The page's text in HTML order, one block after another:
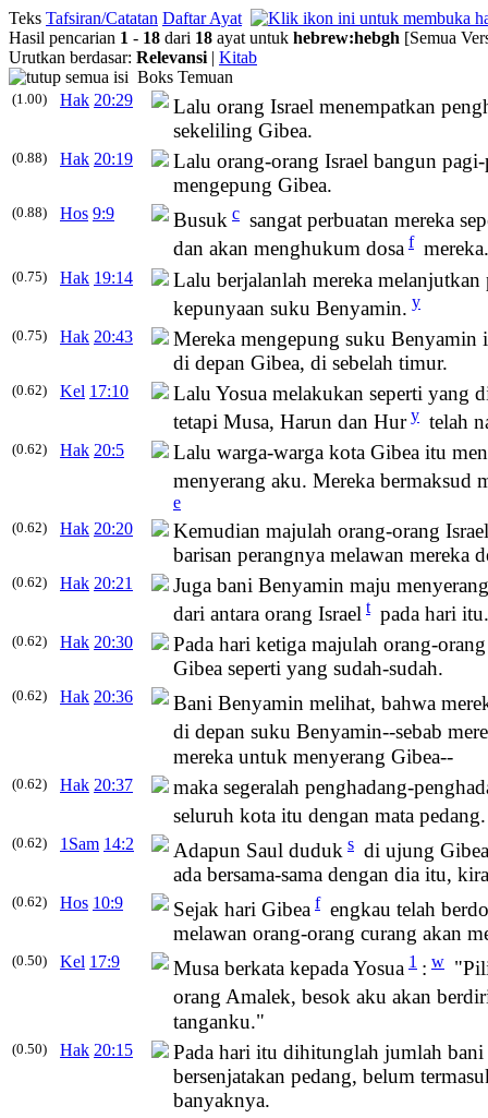
Teks Tafsiran/Catatan Daftar Ayat
Hasil pencarian 1 - 18 dari 18 ayat untuk hebrew:hebgh [Semua
Urutkan berdasar: Relevansi | Kitab
Boks Temuan
(1.00) Hak 20:29
Lalu orang Israel menempatkan
sekeliling Gibea.
(0.88) Hak 20:19
Lalu orang-orang Israel bangun
mengepung Gibea.
(0.88) Hos 9:9 Busuk c sangat perbuatan mereka
dan akan menghukum dosa f mereka.
(0.75) Hak 19:14
Lalu berjalanlah mereka melanjutkan
kepunyaan suku Benyamin. y
(0.75) Hak 20:43
Mereka mengepung suku Benyamin
di depan Gibea, di sebelah timur.
(0.62) Kel 17:10
Lalu Yosua melakukan seperti yang
tetapi Musa, Harun dan Hur y telah
(0.62) Hak 20:5
Lalu warga-warga kota Gibea itu
menyerang aku. Mereka bermaksud
e
(0.62) Hak 20:20
Kemudian majulah orang-orang
barisan perangnya melawan mereka
(0.62) Hak 20:21
Juga bani Benyamin maju
dari antara orang Israel t pada hari itu.
(0.62) Hak 20:30
Pada hari ketiga majulah orang-
Gibea seperti yang sudah-sudah.
(0.62) Hak 20:36
Bani Benyamin melihat, bahwa
di depan suku Benyamin--sebab
mereka untuk menyerang Gibea--
(0.62) Hak 20:37
maka segeralah penghadang-
seluruh kota itu dengan mata pedang.
(0.62) 1Sam 14:2 Adapun Saul duduk s di ujung Gibea
ada bersama-sama dengan dia itu,
(0.62) Hos 10:9 Sejak hari Gibea f engkau telah
melawan orang-orang curang akan
(0.50) Kel 17:9 Musa berkata kepada Yosua 1 : w
orang Amalek, besok aku akan
tanganku."
(0.50) Hak 20:15
Pada hari itu dihitunglah jumlah
bersenjatakan pedang, belum
banyaknya.